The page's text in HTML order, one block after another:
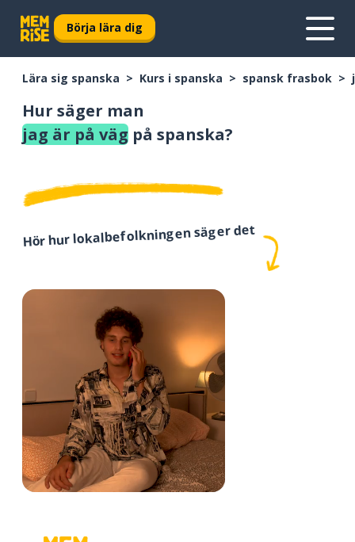
Börja lära dig
Lära sig spanska Kurs i spanska spansk frasbok
Hur säger man
jag är på väg på spanska?
Hör hur lokalbefolkningen säger det